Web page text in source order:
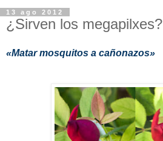
13 ago 2012
¿Sirven los megapilxes?
«Matar mosquitos a cañonazos»